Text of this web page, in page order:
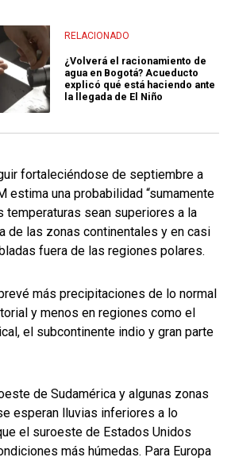
RELACIONADO
¿Volverá el racionamiento de
agua en Bogotá? Acueducto
explicó qué está haciendo ante
la llegada de El Niño
fortaleciéndose de septiembre a
estima una probabilidad “sumamente
temperaturas sean superiores a la
de las zonas continentales y en casi
fuera de las regiones polares.
más precipitaciones de lo normal
y menos en regiones como el
el subcontinente indio y gran parte
de Sudamérica y algunas zonas
esperan lluvias inferiores a lo
el suroeste de Estados Unidos
más húmedas. Para Europa